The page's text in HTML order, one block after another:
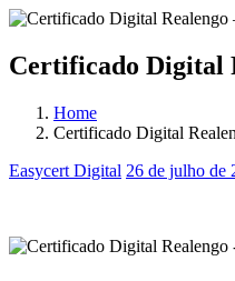
Certificado Digital
Home
Certificado Digital
Easycert Digital 26 de julho de